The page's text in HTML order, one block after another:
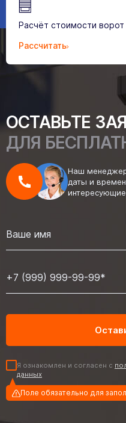
Расчёт стоимости ворот
Рассчитать
ОСТАВЬТЕ
ДЛЯ
Наш менеджер
даты и
Я ознакомлен и согласен с
данных
Поле обязательно для